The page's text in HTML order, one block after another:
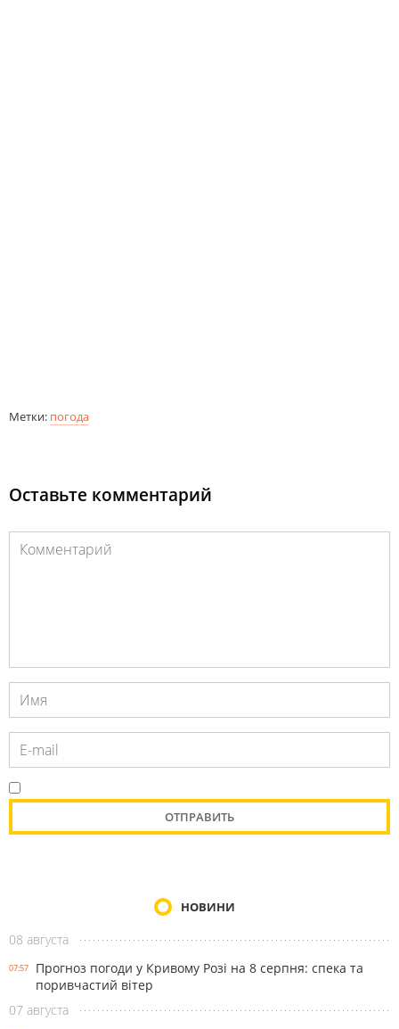
Метки: погода
Оставьте комментарий
НОВИНИ
08 августа
07:57
Прогноз погоди у Кривому Розі на 8 серпня: спека та
поривчастий вітер
07 августа